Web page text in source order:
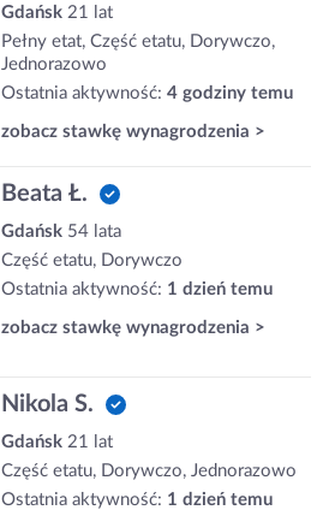
Gdańsk 21 lat
Pełny etat, Część etatu, Dorywczo,
Jednorazowo
Ostatnia aktywność: 4 godziny temu
zobacz stawkę wynagrodzenia >
Beata Ł.
Gdańsk 54 lata
Część etatu, Dorywczo
Ostatnia aktywność: 1 dzień temu
zobacz stawkę wynagrodzenia >
Nikola S.
Gdańsk 21 lat
Część etatu, Dorywczo, Jednorazowo
Ostatnia aktywność: 1 dzień temu